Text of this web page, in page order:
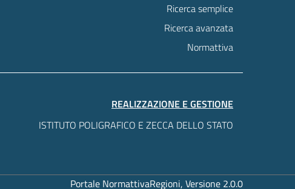
Ricerca semplice
Ricerca avanzata
Normattiva
REALIZZAZIONE E GESTIONE
ISTITUTO POLIGRAFICO E ZECCA DELLO STATO
Portale NormattivaRegioni, Versione 2.0.0